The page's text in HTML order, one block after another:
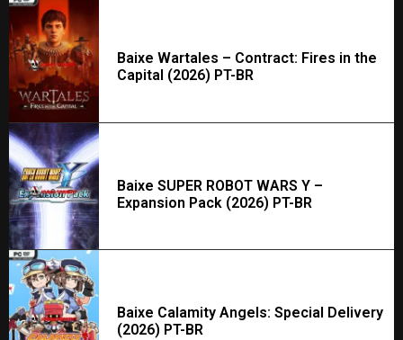
Baixe Wartales – Contract: Fires in the
Capital (2026) PT-BR
Baixe SUPER ROBOT WARS Y –
Expansion Pack (2026) PT-BR
Baixe Calamity Angels: Special Delivery
(2026) PT-BR